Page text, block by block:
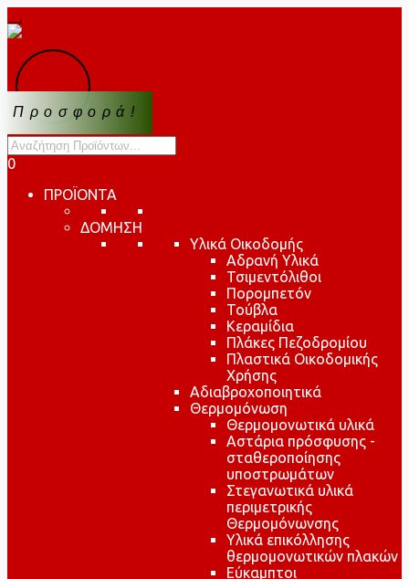
Products
search
0
ΠΡΟΪΟΝΤΑ
ΔΟΜΗΣΗ
Υλικά Οικοδομής
Αδρανή Υλικά
Τσιμεντόλιθοι
Πορομπετόν
Τούβλα
Κεραμίδια
Πλάκες Πεζοδρομίου
Πλαστικά Οικοδομικής
Χρήσης
Αδιαβροχοποιητικά
Θερμομόνωση
Θερμομονωτικά υλικά
Αστάρια πρόσφυσης -
σταθεροποίησης
υποστρωμάτων
Στεγανωτικά υλικά
περιμετρικής
Θερμομόνωνσης
Υλικά επικόλλησης
θερμομονωτικών πλακών
Εύκαμπτοι
Προσφορά!